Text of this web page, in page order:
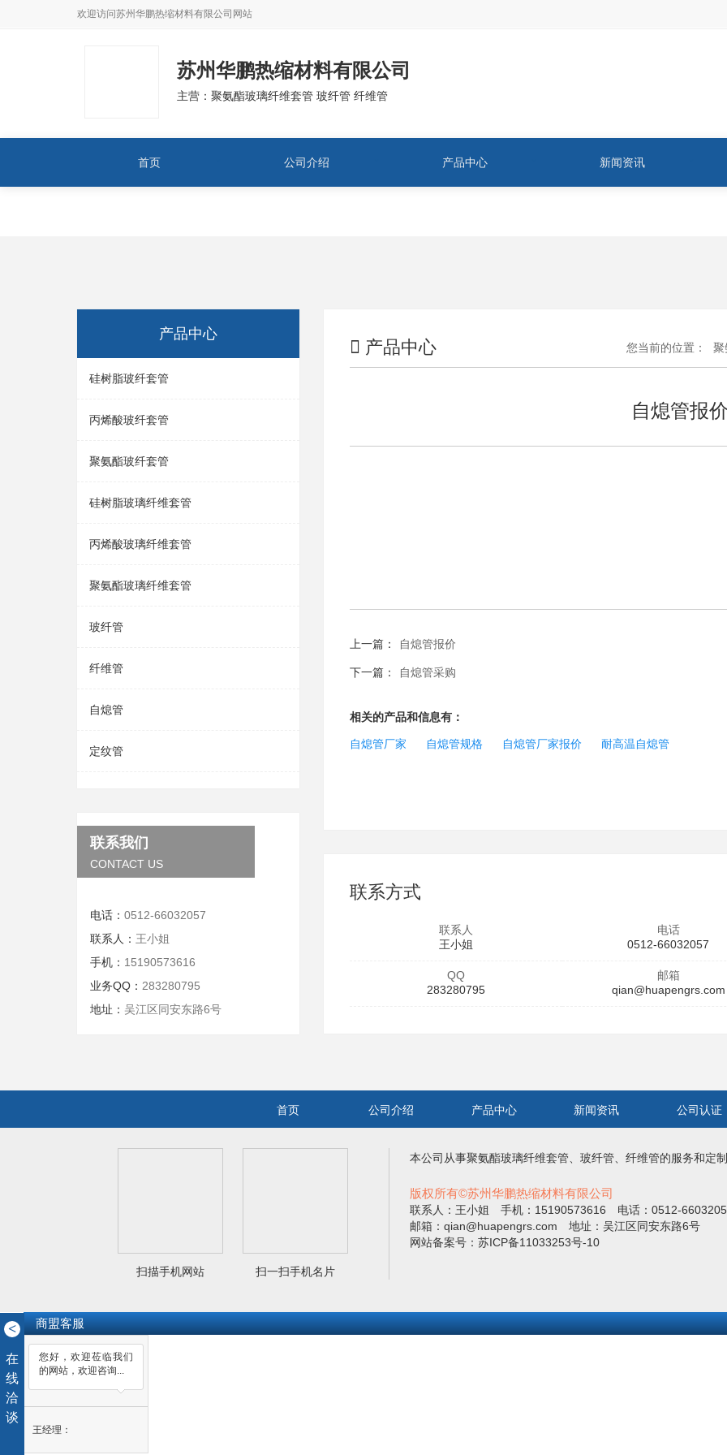
欢迎访问苏州华鹏热缩材料有限公司 网站
苏州华鹏热缩材料有限公司
主营：聚氨酯玻璃纤维套管 玻纤管 纤维管
首页 公司介绍 产品中心 新闻资讯
产品中心
硅树脂玻纤套管
丙烯酸玻纤套管
聚氨酯玻纤套管
硅树脂玻璃纤维套管
丙烯酸玻璃纤维套管
聚氨酯玻璃纤维套管
玻纤管
纤维管
自熄管
定纹管
联系我们
CONTACT US
电话： 0512-66032057
联系人： 王小姐
手机： 15190573616
业务QQ： 283280795
地址： 吴江区同安东路6号
产品中心 您当前的位置： 聚
自熄管报
上一篇： 自熄管报价
下一篇： 自熄管采购
相关的产品和信息有：
自熄管厂家 自熄管规格 自熄管厂家报价 耐高温自熄管
联系方式
联系人
王小姐
电话
0512-66032057
QQ
283280795
邮箱
qian@huapengrs.com
首页 公司介绍 产品中心 新闻资讯 公司认证
扫描手机网站 扫一扫手机名片
本公司从事聚氨酯玻璃纤维套管 玻纤管 纤维管的服务和定
版权所有©苏州华鹏热缩材料有限公司
联系人：王小姐 手机：15190573616 电话：0512-
邮箱：qian@huapengrs.com 地址：吴江区同安东路6号
网站备案号：苏ICP备11033253号-10
<
在
线
洽
谈
商盟客服
您好，欢迎莅临我们
的网站，欢迎咨询...
王经理：